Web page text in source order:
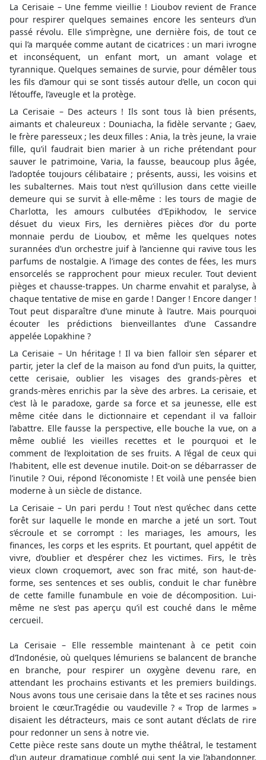
La Cerisaie – Une femme vieillie ! Lioubov revient de France
pour respirer quelques semaines encore les senteurs d’un
passé révolu. Elle s’imprègne, une dernière fois, de tout ce
qui l’a marquée comme autant de cicatrices : un mari ivrogne
et inconséquent, un enfant mort, un amant volage et
tyrannique. Quelques semaines de survie, pour démêler tous
les fils d’amour qui se sont tissés autour d’elle, un cocon qui
l’étouffe, l’aveugle et la protège.
La Cerisaie – Des acteurs ! Ils sont tous là bien présents,
aimants et chaleureux : Douniacha, la fidèle servante ; Gaev,
le frère paresseux ; les deux filles : Ania, la très jeune, la vraie
fille, qu’il faudrait bien marier à un riche prétendant pour
sauver le patrimoine, Varia, la fausse, beaucoup plus âgée,
l’adoptée toujours célibataire ; présents, aussi, les voisins et
les subalternes. Mais tout n’est qu’illusion dans cette vieille
demeure qui se survit à elle-même : les tours de magie de
Charlotta, les amours culbutées d’Epikhodov, le service
désuet du vieux Firs, les dernières pièces d’or du porte
monnaie perdu de Lioubov, et même les quelques notes
surannées d’un orchestre juif à l’ancienne qui ravive tous les
parfums de nostalgie. A l’image des contes de fées, les murs
ensorcelés se rapprochent pour mieux reculer. Tout devient
pièges et chausse-trappes. Un charme envahit et paralyse, à
chaque tentative de mise en garde ! Danger ! Encore danger !
Tout peut disparaître d’une minute à l’autre. Mais pourquoi
écouter les prédictions bienveillantes d’une Cassandre
appelée Lopakhine ?
La Cerisaie – Un héritage ! Il va bien falloir s’en séparer et
partir, jeter la clef de la maison au fond d’un puits, la quitter,
cette cerisaie, oublier les visages des grands-pères et
grands-mères enrichis par la sève des arbres. La cerisaie, et
c’est là le paradoxe, garde sa force et sa jeunesse, elle est
même citée dans le dictionnaire et cependant il va falloir
l’abattre. Elle fausse la perspective, elle bouche la vue, on a
même oublié les vieilles recettes et le pourquoi et le
comment de l’exploitation de ses fruits. A l’égal de ceux qui
l’habitent, elle est devenue inutile. Doit-on se débarrasser de
l’inutile ? Oui, répond l’économiste ! Et voilà une pensée bien
moderne à un siècle de distance.
La Cerisaie – Un pari perdu ! Tout n’est qu’échec dans cette
forêt sur laquelle le monde en marche a jeté un sort. Tout
s’écroule et se corrompt : les mariages, les amours, les
finances, les corps et les esprits. Et pourtant, quel appétit de
vivre, d’oublier et d’espérer chez les victimes. Firs, le très
vieux clown croquemort, avec son frac mité, son haut-de-
forme, ses sentences et ses oublis, conduit le char funèbre
de cette famille funambule en voie de décomposition. Lui-
même ne s’est pas aperçu qu’il est couché dans le même
cercueil.
La Cerisaie – Elle ressemble maintenant à ce petit coin
d’Indonésie, où quelques lémuriens se balancent de branche
en branche, pour respirer un oxygène devenu rare, en
attendant les prochains estivants et les premiers buildings.
Nous avons tous une cerisaie dans la tête et ses racines nous
broient le cœur.Tragédie ou vaudeville ? « Trop de larmes »
disaient les détracteurs, mais ce sont autant d’éclats de rire
pour redonner un sens à notre vie.
Cette pièce reste sans doute un mythe théâtral, le testament
d’un auteur dramatique comblé qui sent la vie l’abandonner.